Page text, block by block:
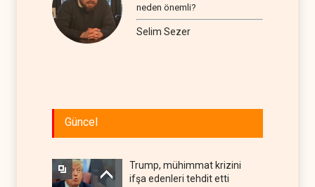
neden önemli?
Selim Sezer
Güncel
Trump, mühimmat krizini
ifşa edenleri tehdit etti